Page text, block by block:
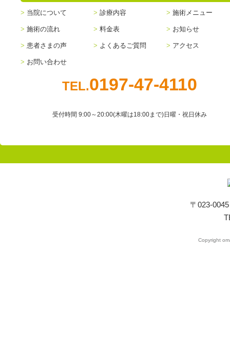
当院について 診療内容 施術メニュー
施術の流れ 料金表 お知らせ
患者さまの声 よくあるご質問 アクセス
お問い合わせ
TEL.0197-47-4110
受付時間 9:00～20:00(木曜は18:00まで)日曜・祝日休み
〒023-
Copyright